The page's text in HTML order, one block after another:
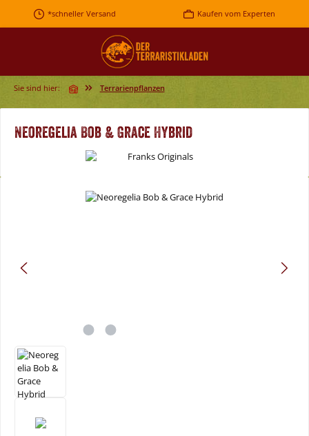
Zum Hauptinhalt springen
*schneller Versand Kaufen vom Experten
Sie sind hier: Terrarienpflanzen
Neoregelia Bob & Grace Hybrid
Bildergalerie überspringen